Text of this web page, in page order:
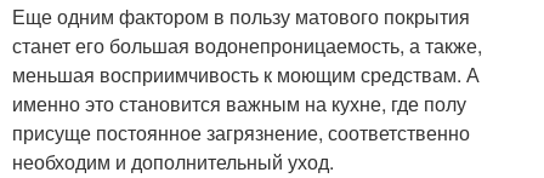
Еще одним фактором в пользу матового покрытия
станет его большая водонепроницаемость, а также,
меньшая восприимчивость к моющим средствам. А
именно это становится важным на кухне, где полу
присуще постоянное загрязнение, соответственно
необходим и дополнительный уход.